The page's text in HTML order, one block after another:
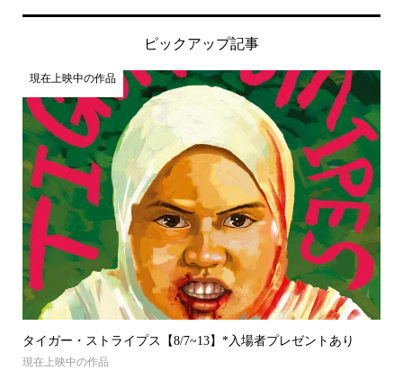
ピックアップ記事
現在上映中の作品
タイガー・ストライプス【8/7~13】*入場者プレゼントあり
現在上映中の作品